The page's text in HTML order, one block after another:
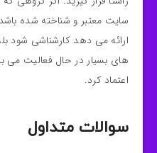
سایت معتبر و شناخته شده
ارائه می دهد کارشناشی شود
های بسیار در حال فعالیت می
اعتماد کرد.
سوالات متداول